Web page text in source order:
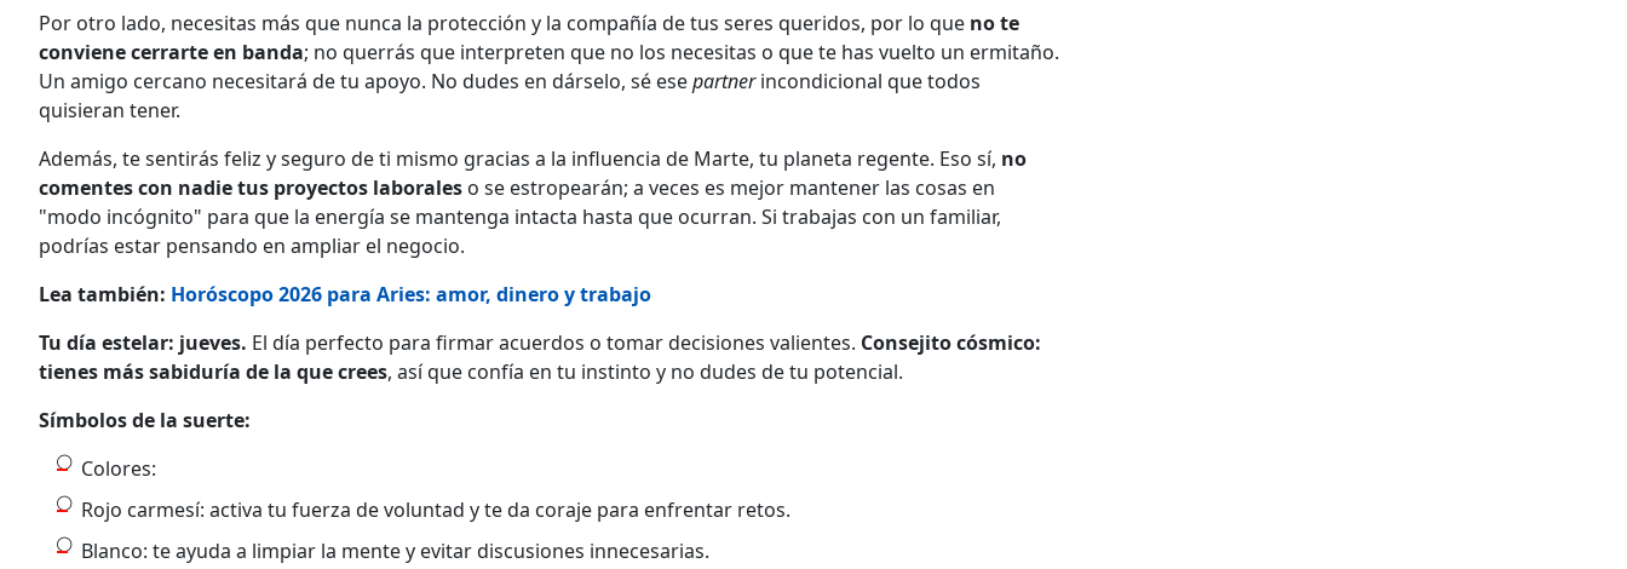
Por otro lado, necesitas más que nunca la protección y la compañía de tus seres queridos, por lo que no te
conviene cerrarte en banda; no querrás que interpreten que no los necesitas o que te has vuelto un ermitaño.
Un amigo cercano necesitará de tu apoyo. No dudes en dárselo, sé esepartnerincondicional que todos
quisieran tener.
Además, te sentirás feliz y seguro de ti mismo gracias a la influencia de Marte, tu planeta regente. Eso sí, no
comentes con nadie tus proyectos laborales o se estropearán; a veces es mejor mantener las cosas en
"modo incógnito" para que la energía se mantenga intacta hasta que ocurran. Si trabajas con un familiar,
podrías estar pensando en ampliar el negocio.
Lea también: Horóscopo 2026 para Aries: amor, dinero y trabajo
Tu día estelar: jueves. El día perfecto para firmar acuerdos o tomar decisiones valientes. Consejito cósmico:
tienes más sabiduría de la que crees, así que confía en tu instinto y no dudes de tu potencial.
Símbolos de la suerte:
Colores:
Rojo carmesí: activa tu fuerza de voluntad y te da coraje para enfrentar retos.
Blanco: te ayuda a limpiar la mente y evitar discusiones innecesarias.